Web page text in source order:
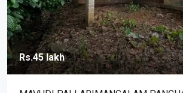
Rs.45 lakh